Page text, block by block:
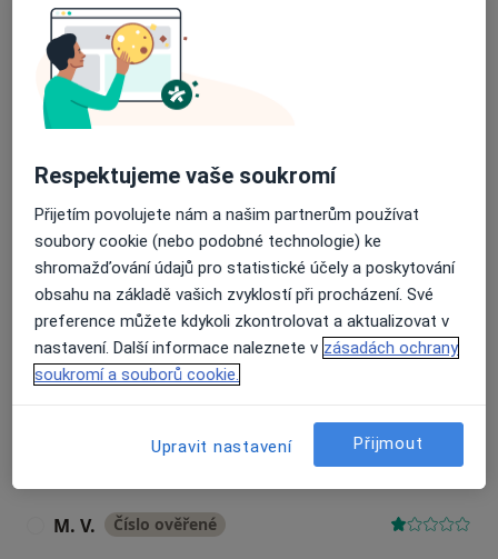
26 názorů
Recenze pacientů jsou pro nás důležité.
Specialisté nemají možnost zaplatit za
odstranění nebo změnu recenze pacienta.
Další informace.Další informace o názorech
M. V. Číslo ověřené
Respektujeme vaše soukromí
Přijetím povolujete nám a našim partnerům používat
soubory cookie (nebo podobné technologie) ke
shromažďování údajů pro statistické účely a poskytování
obsahu na základě vašich zvyklostí při procházení. Své
preference můžete kdykoli zkontrolovat a aktualizovat v
nastavení. Další informace naleznete v zásadách ochrany
soukromí a souborů cookie.
Upravit nastavení Přijmout